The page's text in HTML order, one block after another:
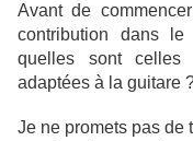
Avant de
contribution dans
quelles sont
adaptées à la guitare
Je ne promets pas de